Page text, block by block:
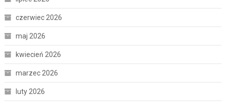
czerwiec 2026
maj 2026
kwiecień 2026
marzec 2026
luty 2026